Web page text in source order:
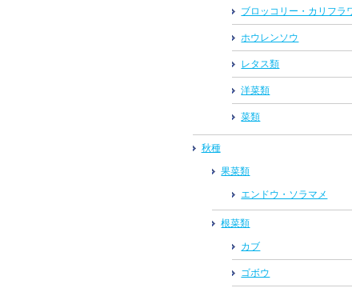
ブロッコリー・カリフラ
ホウレンソウ
レタス類
洋菜類
菜類
秋種
果菜類
エンドウ・ソラマメ
根菜類
カブ
ゴボウ